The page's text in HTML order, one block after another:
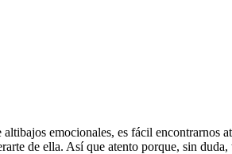
emocionales, es fácil encontrarnos
de ella. Así que atento porque, sin duda,